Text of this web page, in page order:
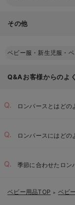
その他
ベビー服・新生児服・
Q&Aお客様からのよ
ロンパースとはどの
ロンパースにはどの
季節に合わせたロン
ベビー用品TOP ＞ ベビ